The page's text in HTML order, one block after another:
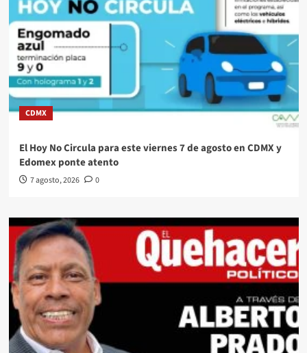
CDMX
El Hoy No Circula para este viernes 7 de agosto en CDMX y
Edomex ponte atento
7 agosto, 2026 0